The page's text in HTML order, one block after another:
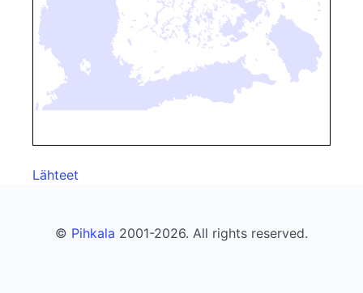
Lähteet
© Pihkala 2001-2026. All rights reserved.